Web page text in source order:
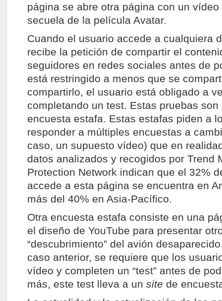
página se abre otra página con un
secuela de la película Avatar.
Cuando el usuario accede a cualquiera
recibe la petición de compartir el
seguidores en redes sociales antes de
está restringido a menos que se
compartirlo, el usuario está obligado a
completando un test. Estas pruebas
encuesta estafa. Estas estafas piden a
responder a múltiples encuestas a
caso, un supuesto vídeo) que en
datos analizados y recogidos por Trend
Protection Network indican que el 32%
accede a esta página se encuentra en
más del 40% en Asia-Pacífico.
Otra encuesta estafa consiste en una
el diseño de YouTube para presentar
“descubrimiento” del avión
caso anterior, se requiere que los
vídeo y completen un “test” antes de
más, este test lleva a un site de